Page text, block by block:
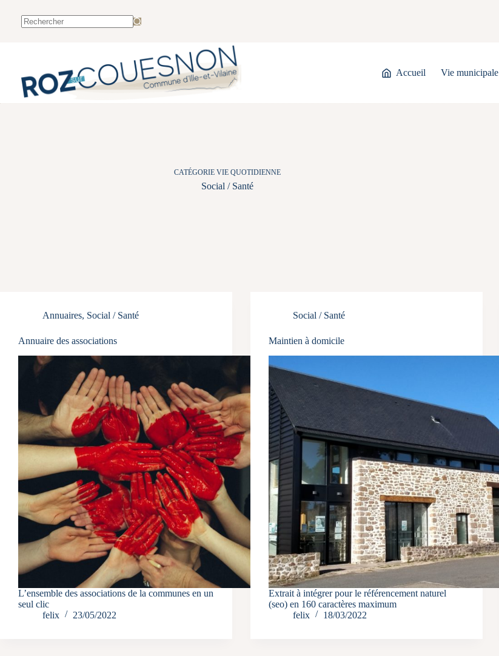
Accueil Vie municipale
CATÉGORIE VIE QUOTIDIENNE
Social / Santé
Annuaires, Social / Santé
Annuaire des associations
L’ensemble des associations de la communes en un
seul clic
felix
23/05/2022
Social / Santé
Maintien à domicile
Extrait à intégrer pour le référencement naturel
(seo) en 160 caractères maximum
felix
18/03/2022